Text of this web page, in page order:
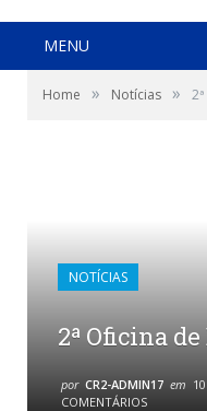
MENU
Home » Notícias »
NOTÍCIAS
2ª Oficina
por CR2-ADMIN17 em
COMENTÁRIOS